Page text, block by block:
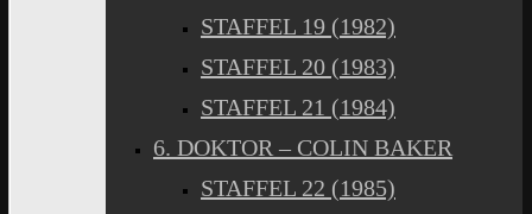
STAFFEL 19 (1982)
STAFFEL 20 (1983)
STAFFEL 21 (1984)
6. DOKTOR – COLIN BAKER
STAFFEL 22 (1985)